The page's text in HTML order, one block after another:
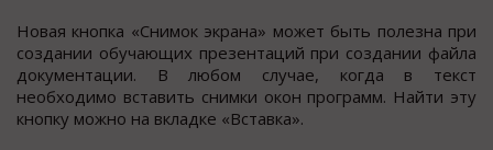
Новая кнопка «Снимок экрана» может быть полезна при
создании обучающих презентаций при создании файла
документации. В любом случае, когда в текст
необходимо вставить снимки окон программ. Найти эту
кнопку можно на вкладке «Вставка».